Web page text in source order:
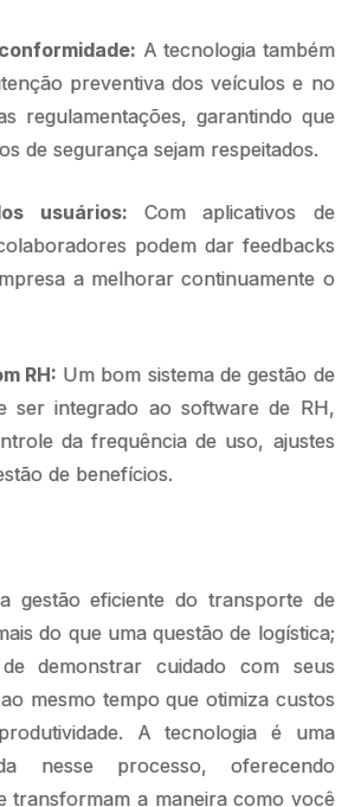
A tecnologia também
preventiva dos veículos e no
regulamentações, garantindo que
de segurança sejam respeitados.
usuários: Com aplicativos de
podem dar feedbacks
a melhorar continuamente o
RH: Um bom sistema de gestão de
ser integrado ao software de RH,
da frequência de uso, ajustes
de benefícios.
gestão eficiente do transporte de
do que uma questão de logística;
demonstrar cuidado com seus
mesmo tempo que otimiza custos
A tecnologia é uma
nesse processo, oferecendo
transformam a maneira como você